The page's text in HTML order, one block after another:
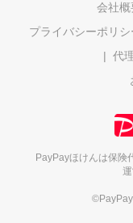
会社概
プライバシーポリシ
代
PayPayほけんは保険